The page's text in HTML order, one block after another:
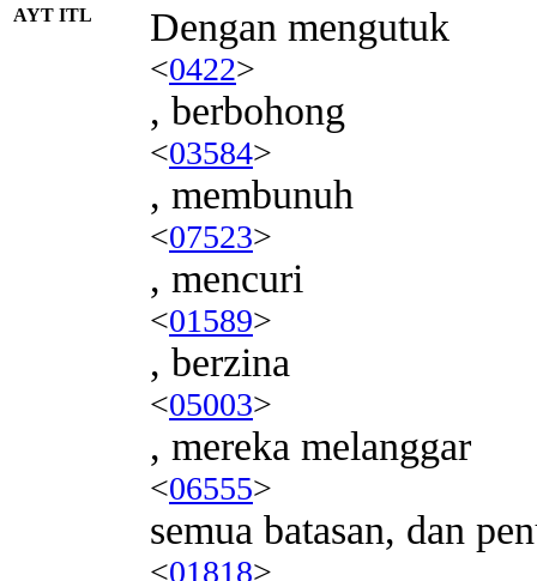
AYT ITL Dengan mengutuk
<0422>
, berbohong
<03584>
, membunuh
<07523>
, mencuri
<01589>
, berzina
<05003>
, mereka melanggar
<06555>
semua batasan, dan
<01818>